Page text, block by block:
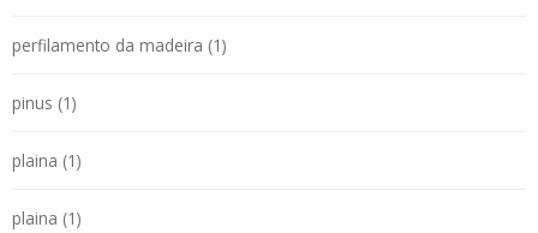
perfilamento da madeira (1)
pinus (1)
plaina (1)
plaina (1)